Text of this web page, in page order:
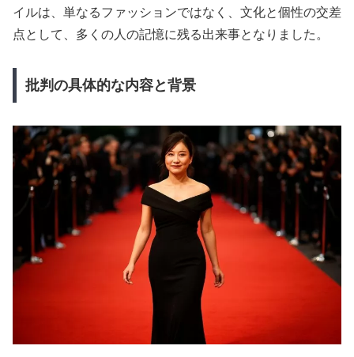
イルは、単なるファッションではなく、文化と個性の交差
点として、多くの人の記憶に残る出来事となりました。
批判の具体的な内容と背景